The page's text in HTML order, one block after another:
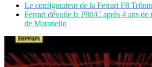
Le configurateur de la Ferrari F8
Ferrari dévoile la P80/C après 4 ans de
de Maranello